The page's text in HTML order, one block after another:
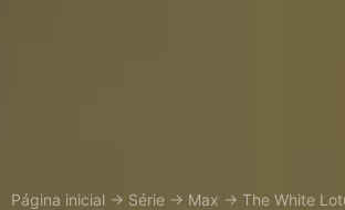
Página inicial → Série → Max → The White